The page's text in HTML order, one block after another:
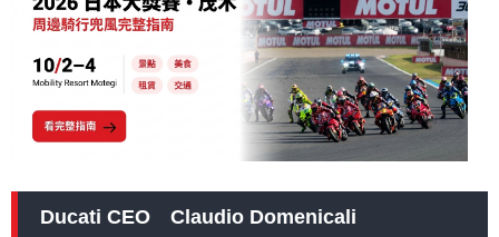
Ducati CEO Claudio Domenicali